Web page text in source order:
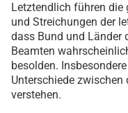
Letztendlich führen die
und Streichungen der
dass Bund und Länder
Beamten
besolden.
Unterschiede
verstehen.